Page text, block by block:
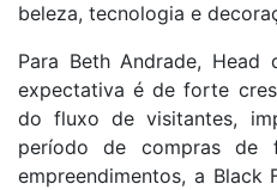
beleza, tecnologia e
Para Beth Andrade,
expectativa é de forte
do fluxo de visitantes,
período de compras de
empreendimentos, a Black